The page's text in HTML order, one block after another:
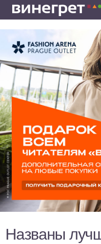
Названы